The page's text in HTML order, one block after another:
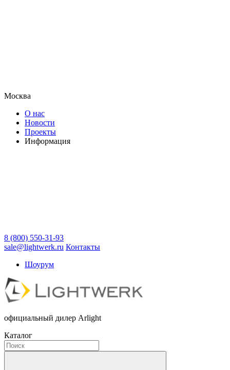
Москва
О нас
Новости
Проекты
Информация
8 (800) 550-31-93
sale@lightwerk.ru Контакты
Шоурум
официальный дилер Arlight
Каталог